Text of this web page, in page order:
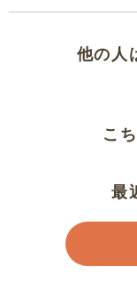
他の人
こ
最